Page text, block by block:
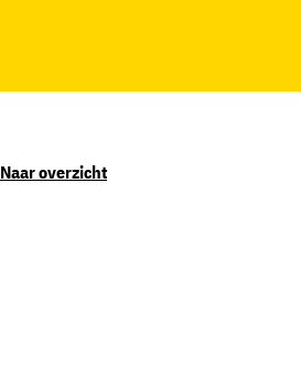
Naar overzicht